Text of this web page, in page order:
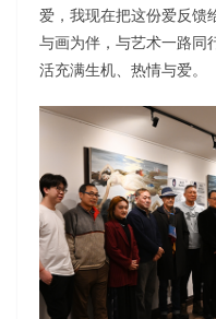
爱，我现在把这份爱反馈
与画为伴，与艺术一路同
活充满生机、热情与爱。